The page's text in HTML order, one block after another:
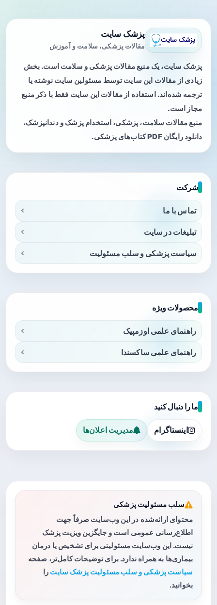
پزشک سایت
مقالات پزشکی، سلامت و آموزش
پزشک سایت، یک منبع مقالات پزشکی و سلامت است. بخش
زیادی از مقالات این سایت توسط مسئولین سایت نوشته یا
ترجمه شده‌اند. استفاده از مقالات این سایت فقط با ذکر منبع
مجاز است.
منبع مقالات سلامت، پزشکی، استخدام پزشک و دندانپزشک،
دانلود رایگان PDF کتاب‌های پزشکی.
شرکت
تماس با ما
تبلیغات در سایت
سیاست پزشکی و سلب مسئولیت
محصولات ویژه
راهنمای علمی اوزمپیک
راهنمای علمی ساکسندا
ما را دنبال کنید
اینستاگرام مدیریت اعلان‌ها
سلب مسئولیت پزشکی
محتوای ارائه‌شده در این وب‌سایت صرفاً جهت
اطلاع‌رسانی عمومی است و جایگزین ویزیت پزشک
نیست. این وب‌سایت مسئولیتی برای تشخیص یا درمان
بیماری‌ها به همراه ندارد. برای توضیحات کامل‌تر، صفحه
سیاست پزشکی و سلب مسئولیت پزشک سایت را
بخوانید.